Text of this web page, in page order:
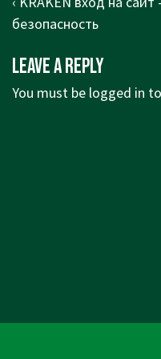
navigation
Post
безопасность
Leave a Reply
You must be logged in